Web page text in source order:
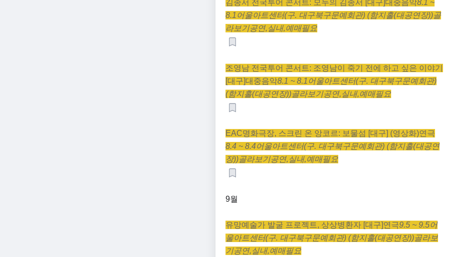
김종서 전국투어 콘서트: 모두의 김종서 [대구]대중음악8.1 ~
8.1 어울아트센터(구. 대구북구문예회관) (함지홀(대공연장))골
라보기공연,실내,예매필요
조영남 전국투어 콘서트: 조영남이 죽기 전에 하고 싶은 이야기
[대구]대중음악8.1 ~ 8.1 어울아트센터(구. 대구북구문예회관)
(함지홀(대공연장))골라보기공연,실내,예매필요
EAC명화극장, 스크린 온 앙코르: 보물섬 [대구] (영상화)연극
8.4 ~ 8.4어울아트센터(구. 대구북구문예회관) (함지홀(대공연
장))골라보기공연,실내,예매필요
9월
유망예술가 발굴 프로젝트, 상상병환자 [대구]연극9.5 ~ 9.5어
울아트센터(구. 대구북구문예회관) (함지홀(대공연장))골라보
기공연,실내,예매필요